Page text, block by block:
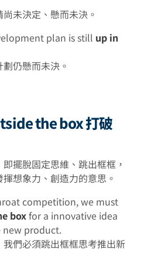
未決定、懸而未決。
plan is still up in
仍懸而未決。
the box 打破
擺脫固定思維、跳出框框，
想象力、創造力的意思。
competition, we must
boxfor a innovative idea
product.
們必須跳出框框思考推出新